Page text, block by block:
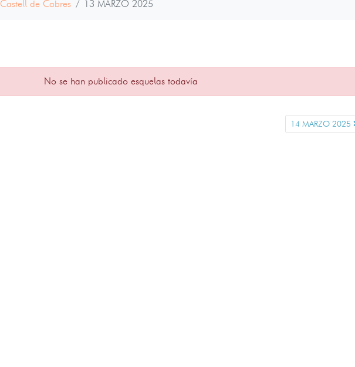
Castell de Cabres 13 MARZO 2025
No se han publicado esquelas todavía
14 MARZO 2025